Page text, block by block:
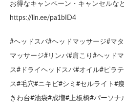
お得なキャンペーン・キャンセルな
https://lin.ee/pa1bID4
#ヘッドスパ#ヘッドマッサージ#マ
マッサージ#リンパ#肩こり#ヘッド
ス#ドライヘッドスパ#オイル#ピラ
ス#毛穴#ニキビ#シミ#セルライト#
きわ台#池袋#成増#上板橋#パーソ